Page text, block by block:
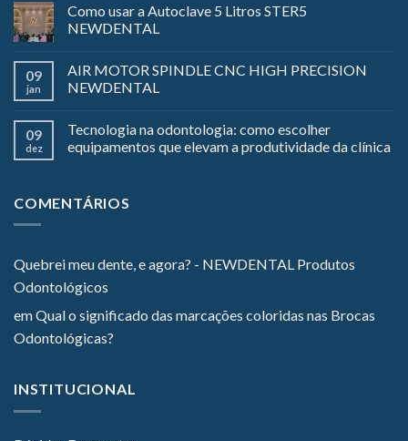
Como usar a Autoclave 5 Litros STER5
NEWDENTAL
09
jan
AIR MOTOR SPINDLE CNC HIGH PRECISION
NEWDENTAL
09
dez
Tecnologia na odontologia: como escolher
equipamentos que elevam a produtividade da clínica
COMENTÁRIOS
Quebrei meu dente, e agora? - NEWDENTAL Produtos
Odontológicos
emQual o significado das marcações coloridas nas Brocas
Odontológicas?
INSTITUCIONAL